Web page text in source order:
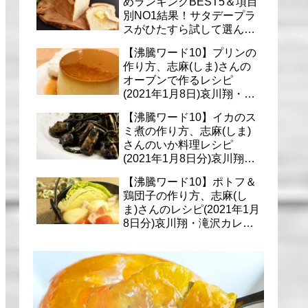
別NO1結果！サタデープラ
スがひたすら試して選んだ
【沸騰ワード10】プリンの
作り方、志麻(しま)さんの
オーブンで作るレシピ
(2021年1月8日)哀川翔・滝
理
【沸騰ワード10】イカのス
ミ煮の作り方、志麻(しま)
さんのいか料理レシピ
(2021年1月8日分)哀川翔・
【沸騰ワード10】ポトフ＆
鶏団子の作り方、志麻(し
ま)さんのレシピ(2021年1月
8日分)哀川翔・滝沢カレ